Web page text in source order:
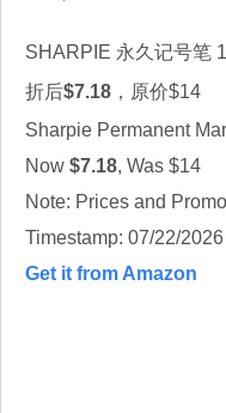
SHARPIE 永久记号笔
折后$7.18 ，原价$14
Sharpie Permanent
Now $7.18, Was $14
Note: Prices and
Timestamp: 07/22/
Get it from Amazon